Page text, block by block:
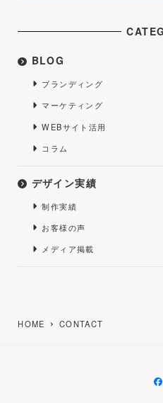
BLOG
ブランディング
マーケティング
WEBサイト活用
コラム
デザイン実績
制作実績
お客様の声
メディア掲載
HOME CONTACT